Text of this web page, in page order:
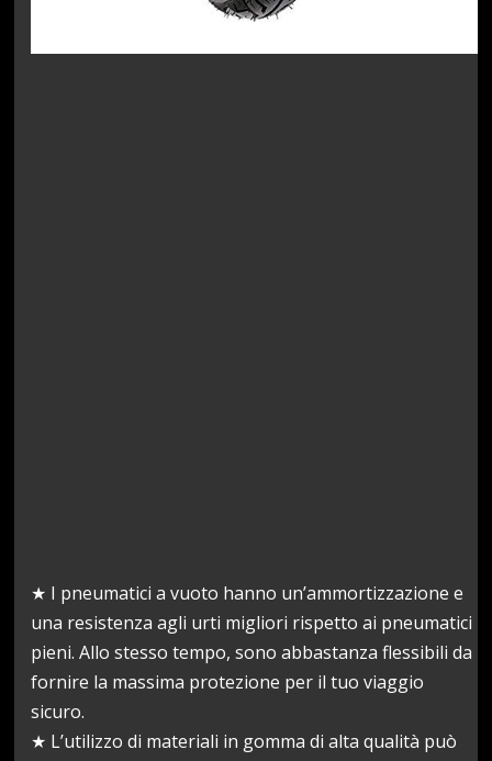
★ I pneumatici a vuoto hanno un’ammortizzazione e
una resistenza agli urti migliori rispetto ai pneumatici
pieni. Allo stesso tempo, sono abbastanza flessibili da
fornire la massima protezione per il tuo viaggio
sicuro.
★ L’utilizzo di materiali in gomma di alta qualità può